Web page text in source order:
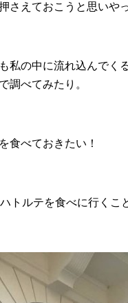
さえておこうと思いや
私の中に流れ込んでく
調べてみたり。
食べておきたい！
トルテを食べに行くこ